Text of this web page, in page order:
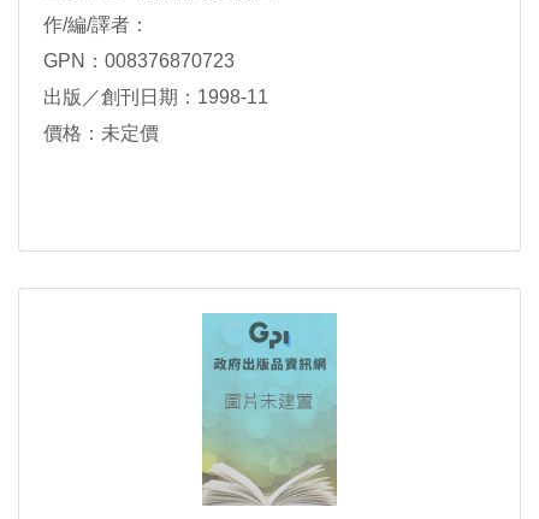
作/編/譯者：
GPN：008376870723
出版／創刊日期：1998-11
價格：未定價